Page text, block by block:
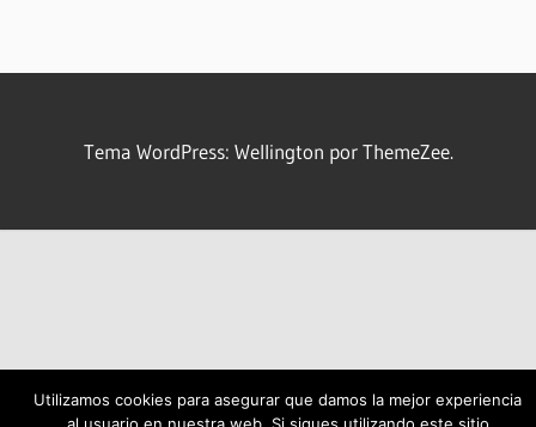
Tema WordPress: Wellington por ThemeZee.
Utilizamos cookies para asegurar que damos la mejor experiencia
al usuario en nuestra web. Si sigues utilizando este sitio